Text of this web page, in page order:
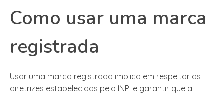
Como usar uma marca
registrada
Usar uma marca registrada implica em respeitar as
diretrizes estabelecidas pelo INPI e garantir que a